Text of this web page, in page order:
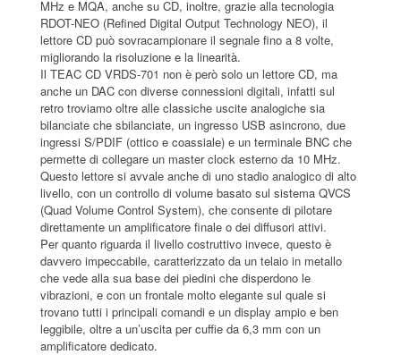
MHz e MQA, anche su CD, inoltre, grazie alla tecnologia
RDOT-NEO (Refined Digital Output Technology NEO), il
lettore CD può sovracampionare il segnale fino a 8 volte,
migliorando la risoluzione e la linearità.
Il TEAC CD VRDS-701 non è però solo un lettore CD, ma
anche un DAC con diverse connessioni digitali, infatti sul
retro troviamo oltre alle classiche uscite analogiche sia
bilanciate che sbilanciate, un ingresso USB asincrono, due
ingressi S/PDIF (ottico e coassiale) e un terminale BNC che
permette di collegare un master clock esterno da 10 MHz.
Questo lettore si avvale anche di uno stadio analogico di alto
livello, con un controllo di volume basato sul sistema QVCS
(Quad Volume Control System), che consente di pilotare
direttamente un amplificatore finale o dei diffusori attivi.
Per quanto riguarda il livello costruttivo invece, questo è
davvero impeccabile, caratterizzato da un telaio in metallo
che vede alla sua base dei piedini che disperdono le
vibrazioni, e con un frontale molto elegante sul quale si
trovano tutti i principali comandi e un display ampio e ben
leggibile, oltre a un’uscita per cuffie da 6,3 mm con un
amplificatore dedicato.